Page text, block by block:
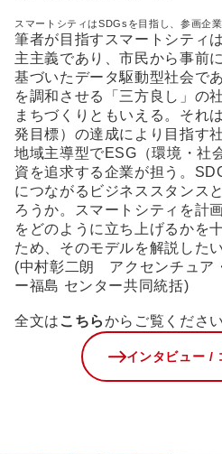
スマートシティはSDGsを目指し、参画企
筆者が目指すスマートシティ
主主義であり、市民から事前
基づいたデータ駆動型社会で
を調和させる「三方良し」の
まちづくりともいえる。それ
発目標）の達成により目指す
地域主導型でESG（環境・社
資を追求する企業が担う。
につながるビジネススタンス
ろうか。スマートシティを計
をどのように立ち上げるかを
ため、そのモデルを解説したい
(中村彰二朗 アクセンチュア
ー福島 センター共同統括)
全文は こちらからご覧ください
インタビュー /